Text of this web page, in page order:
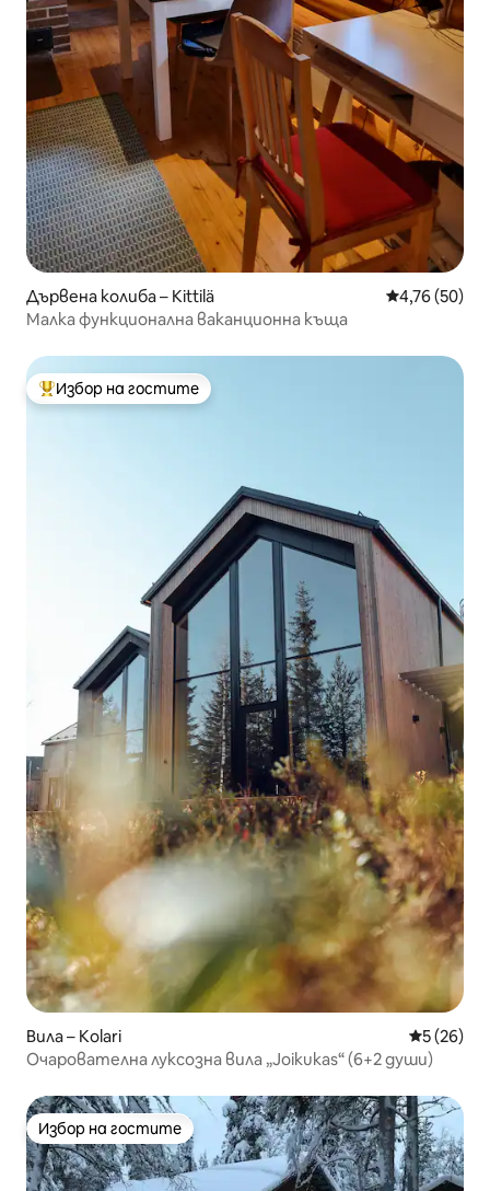
Дървена колиба – Kittilä Средна
4,76 (50)
Малка функционална ваканционна къща
Най-популярен избор на гостите
Избор на гостите
Вила – Kolari Средна
5 (26)
Очарователна луксозна вила „Joikukas“ (6+2 души)
Избор на гостите
Избор на гостите